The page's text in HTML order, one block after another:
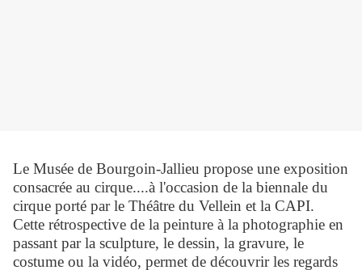
Le Musée de Bourgoin-Jallieu propose une exposition
consacrée au cirque....à l'occasion de la biennale du
cirque porté par le Théâtre du Vellein et la CAPI.
Cette rétrospective de la peinture à la photographie en
passant par la sculpture, le dessin, la gravure, le
costume ou la vidéo, permet de découvrir les regards